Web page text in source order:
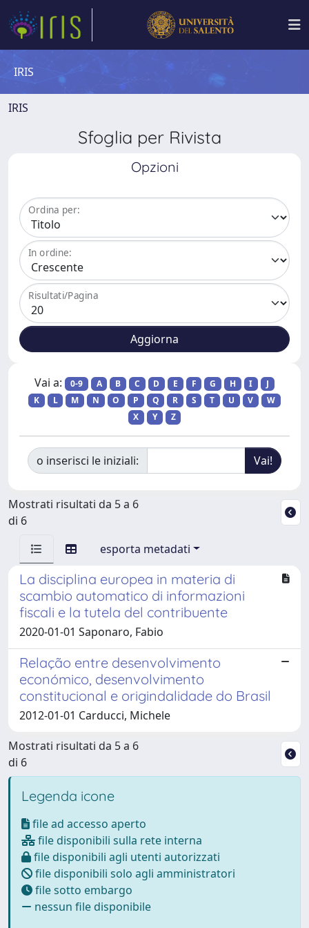
IRIS
IRIS
Sfoglia per Rivista
Opzioni
Ordina per:
In ordine:
Risultati/Pagina
Vai a: 0-9 A B C D E F G H I
J
K
L M N O P Q R S T U V
W
X
Y Z
o inserisci le iniziali:
Mostrati risultati da 5 a 6
di 6
esporta metadati
La disciplina europea in materia di
scambio automatico di informazioni
fiscali e la tutela del contribuente
2020-01-01 Saponaro, Fabio
Relação entre desenvolvimento
económico, desenvolvimento
constitucional e origindalidade do Brasil
2012-01-01 Carducci, Michele
Mostrati risultati da 5 a 6
di 6
Legenda icone
file ad accesso aperto
file disponibili sulla rete interna
file disponibili agli utenti autorizzati
file disponibili solo agli amministratori
file sotto embargo
nessun file disponibile